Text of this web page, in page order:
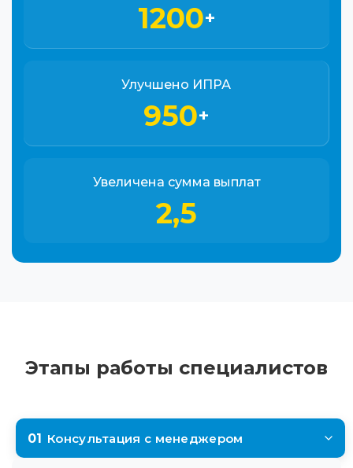
1200+
Улучшено ИПРА
950+
Увеличена сумма выплат
2,5
Этапы работы специалистов
01 Консультация с менеджером